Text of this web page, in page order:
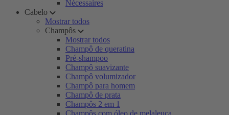
Nécessaires
Cabelo
Mostrar todos
Champôs
Mostrar todos
Champô de queratina
Pré-shampoo
Champô suavizante
Champô volumizador
Champô para homem
Champô de prata
Champôs 2 em 1
Champôs com óleo de melaleuca